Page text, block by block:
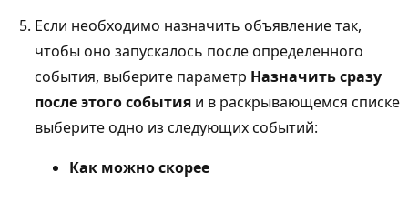
Если необходимо назначить объявление так,
чтобы оно запускалось после определенного
события, выберите параметр Назначить сразу
после этого события и в раскрывающемся списке
выберите одно из следующих событий:
Как можно скорее